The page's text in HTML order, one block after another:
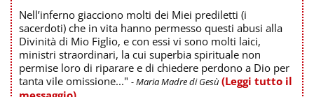
Nell’inferno giacciono molti dei Miei prediletti (i
sacerdoti) che in vita hanno permesso questi abusi alla
Divinità di Mio Figlio, e con essi vi sono molti laici,
ministri straordinari, la cui superbia spirituale non
permise loro di riparare e di chiedere perdono a Dio per
tanta vile omissione..." - Maria Madre di Gesù (Leggi tutto il